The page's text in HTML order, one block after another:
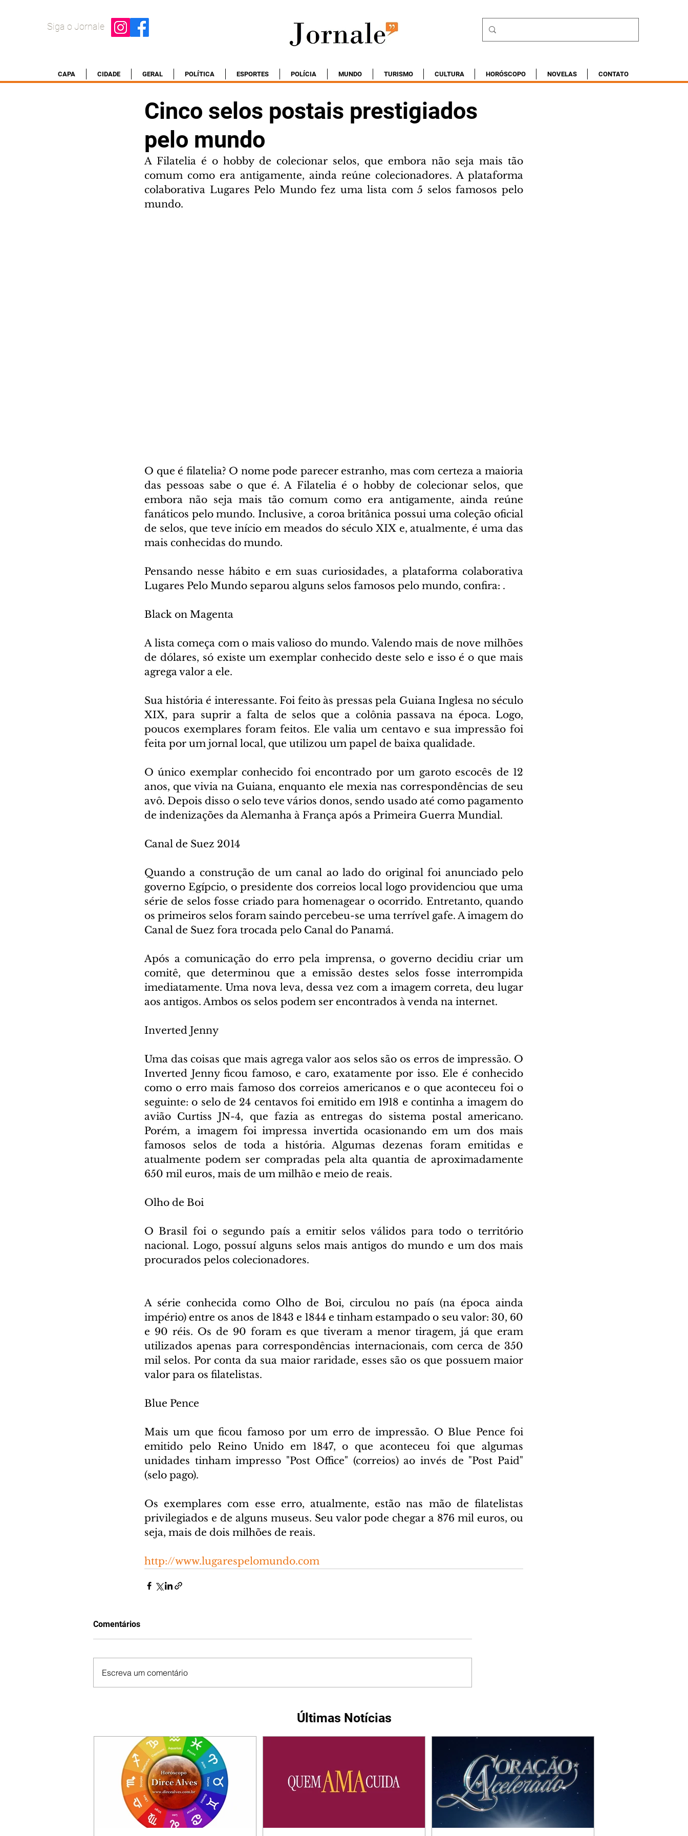
Siga o Jornale
CAPA CIDADE GERAL POLÍTICA ESPORTES POLÍCIA MUNDO TURISMO CULTURA HORÓSCOPO NOVELAS CONTATO
Cinco selos postais prestigiados
pelo mundo
A Filatelia é o hobby de colecionar selos, que embora não seja mais tão
comum como era antigamente, ainda reúne colecionadores. A plataforma
colaborativa Lugares Pelo Mundo fez uma lista com 5 selos famosos pelo
mundo.
O que é filatelia? O nome pode parecer estranho, mas com certeza a maioria
das pessoas sabe o que é. A Filatelia é o hobby de colecionar selos, que
embora não seja mais tão comum como era antigamente, ainda reúne
fanáticos pelo mundo. Inclusive, a coroa britânica possui uma coleção oficial
de selos, que teve início em meados do século XIX e, atualmente, é uma das
mais conhecidas do mundo.
Pensando nesse hábito e em suas curiosidades, a plataforma colaborativa
Lugares Pelo Mundo separou alguns selos famosos pelo mundo, confira: .
Black on Magenta
A lista começa com o mais valioso do mundo. Valendo mais de nove milhões
de dólares, só existe um exemplar conhecido deste selo e isso é o que mais
agrega valor a ele.
Sua história é interessante. Foi feito às pressas pela Guiana Inglesa no século
XIX, para suprir a falta de selos que a colônia passava na época. Logo,
poucos exemplares foram feitos. Ele valia um centavo e sua impressão foi
feita por um jornal local, que utilizou um papel de baixa qualidade.
O único exemplar conhecido foi encontrado por um garoto escocês de 12
anos, que vivia na Guiana, enquanto ele mexia nas correspondências de seu
avô. Depois disso o selo teve vários donos, sendo usado até como pagamento
de indenizações da Alemanha à França após a Primeira Guerra Mundial.
Canal de Suez 2014
Quando a construção de um canal ao lado do original foi anunciado pelo
governo Egípcio, o presidente dos correios local logo providenciou que uma
série de selos fosse criado para homenagear o ocorrido. Entretanto, quando
os primeiros selos foram saindo percebeu-se uma terrível gafe. A imagem do
Canal de Suez fora trocada pelo Canal do Panamá.
Após a comunicação do erro pela imprensa, o governo decidiu criar um
comitê, que determinou que a emissão destes selos fosse interrompida
imediatamente. Uma nova leva, dessa vez com a imagem correta, deu lugar
aos antigos. Ambos os selos podem ser encontrados à venda na internet.
Inverted Jenny
Uma das coisas que mais agrega valor aos selos são os erros de impressão. O
Inverted Jenny ficou famoso, e caro, exatamente por isso. Ele é conhecido
como o erro mais famoso dos correios americanos e o que aconteceu foi o
seguinte: o selo de 24 centavos foi emitido em 1918 e continha a imagem do
avião Curtiss JN-4, que fazia as entregas do sistema postal americano.
Porém, a imagem foi impressa invertida ocasionando em um dos mais
famosos selos de toda a história. Algumas dezenas foram emitidas e
atualmente podem ser compradas pela alta quantia de aproximadamente
650 mil euros, mais de um milhão e meio de reais.
Olho de Boi
O Brasil foi o segundo país a emitir selos válidos para todo o território
nacional. Logo, possuí alguns selos mais antigos do mundo e um dos mais
procurados pelos colecionadores.
A série conhecida como Olho de Boi, circulou no país (na época ainda
império) entre os anos de 1843 e 1844 e tinham estampado o seu valor: 30, 60
e 90 réis. Os de 90 foram es que tiveram a menor tiragem, já que eram
utilizados apenas para correspondências internacionais, com cerca de 350
mil selos. Por conta da sua maior raridade, esses são os que possuem maior
valor para os filatelistas.
Blue Pence
Mais um que ficou famoso por um erro de impressão. O Blue Pence foi
emitido pelo Reino Unido em 1847, o que aconteceu foi que algumas
unidades tinham impresso "Post Office" (correios) ao invés de "Post Paid"
(selo pago).
Os exemplares com esse erro, atualmente, estão nas mão de filatelistas
privilegiados e de alguns museus. Seu valor pode chegar a 876 mil euros, ou
seja, mais de dois milhões de reais.
http://www.lugarespelomundo.com
Comentários
Escreva um comentário
Últimas Notícias